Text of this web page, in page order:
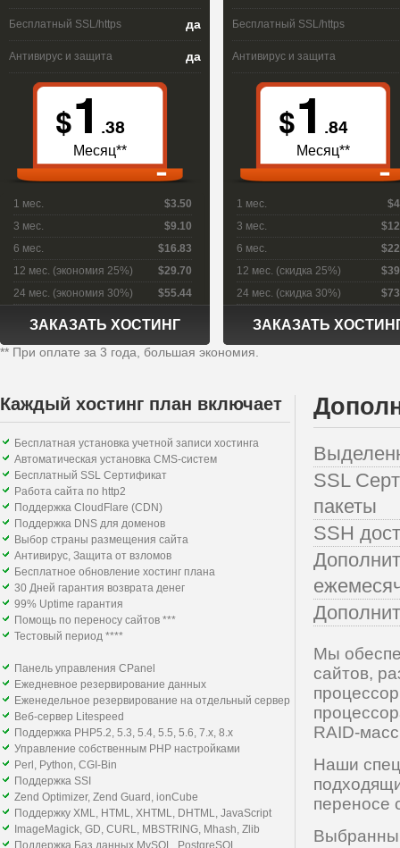
Бесплатный SSL/https да
Антивирус и защита да
$1 .38
Месяц**
1 мес.
$3.50
3 мес.
$9.10
6 мес.
$16.83
12 мес. (экономия 25%)
$29.70
24 мес. (экономия 30%)
$55.44
ЗАКАЗАТЬ ХОСТИНГ
Бесплатный SSL/https
Антивирус и защита
$1 .84
Месяц**
1 мес.
3 мес.
6 мес.
12 мес. (скидка 25%)
24 мес. (скидка 30%)
ЗАКАЗАТЬ
** При оплате за 3 года, большая экономия.
Каждый хостинг план включает
Бесплатная установка учетной записи хостинга
Автоматическая установка CMS-систем
Бесплатный SSL Сертификат
Работа сайта по http2
Поддержка CloudFlare (CDN)
Поддержка DNS для доменов
Выбор страны размещения сайта
Антивирус, Защита от взломов
Бесплатное обновление хостинг плана
30 Дней гарантия возврата денег
99% Uptime гарантия
Помощь по переносу сайтов ***
Тестовый период ****
Панель управления CPanel
Ежедневное резервирование данных
Еженедельное резервирование на отдельный сервер
Веб-сервер Litespeed
Поддержка PHP5.2, 5.3, 5.4, 5.5, 5.6, 7.x, 8.x
Управление собственным PHP настройками
Perl, Python, CGI-Bin
Поддержка SSI
Zend Optimizer, Zend Guard, ionCube
Поддержку XML, HTML, XHTML, DHTML, JavaScript
ImageMagick, GD, СURL, MBSTRING, Mhash, Zlib
Поддержка Баз данных MySQL, PostgreSQL
SSL
пакеты
SSH
Мы
сайтов,
RAID-
Наши
переносе